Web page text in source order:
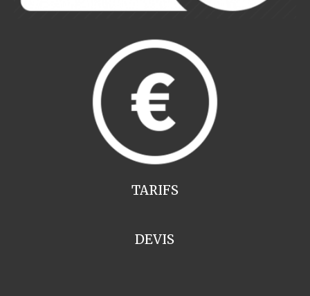
TARIFS
DEVIS